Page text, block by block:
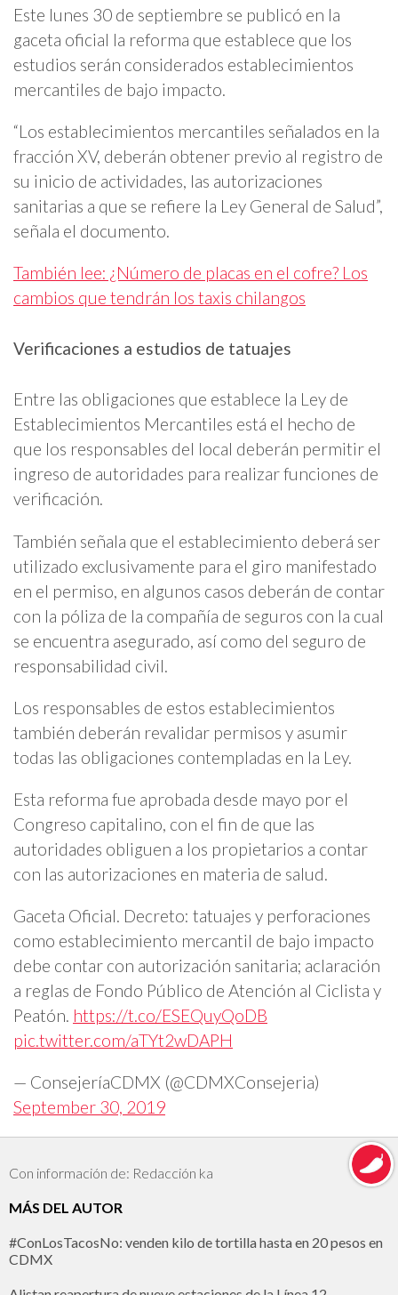
Este lunes 30 de septiembre se publicó en la
gaceta oficial la reforma que establece que los
estudios serán considerados establecimientos
mercantiles de bajo impacto.
“Los establecimientos mercantiles señalados en la
fracción XV, deberán obtener previo al registro de
su inicio de actividades, las autorizaciones
sanitarias a que se refiere la Ley General de Salud”,
señala el documento.
También lee: ¿Número de placas en el cofre? Los
cambios que tendrán los taxis chilangos
Verificaciones a estudios de tatuajes
Entre las obligaciones que establece la Ley de
Establecimientos Mercantiles está el hecho de
que los responsables del local deberán permitir el
ingreso de autoridades para realizar funciones de
verificación.
También señala que el establecimiento deberá ser
utilizado exclusivamente para el giro manifestado
en el permiso, en algunos casos deberán de contar
con la póliza de la compañía de seguros con la cual
se encuentra asegurado, así como del seguro de
responsabilidad civil.
Los responsables de estos establecimientos
también deberán revalidar permisos y asumir
todas las obligaciones contempladas en la Ley.
Esta reforma fue aprobada desde mayo por el
Congreso capitalino, con el fin de que las
autoridades obliguen a los propietarios a contar
con las autorizaciones en materia de salud.
Gaceta Oficial. Decreto: tatuajes y perforaciones
como establecimiento mercantil de bajo impacto
debe contar con autorización sanitaria; aclaración
a reglas de Fondo Público de Atención al Ciclista y
Peatón. https://t.co/ESEQuyQoDB
pic.twitter.com/aTYt2wDAPH
— ConsejeríaCDMX (@CDMXConsejeria)
September 30, 2019
Con información de: Redacción ka
MÁS DEL AUTOR
#ConLosTacosNo: venden kilo de tortilla hasta en 20 pesos en
CDMX